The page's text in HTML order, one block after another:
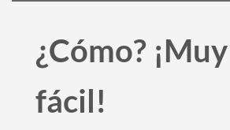
¿Cómo? ¡Muy
fácil!